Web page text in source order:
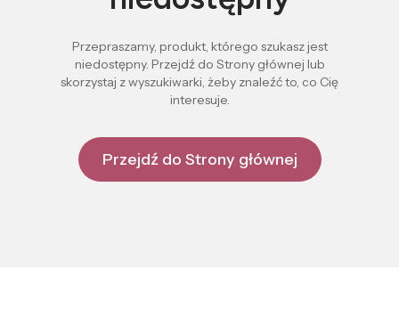
Przepraszamy, produkt, którego szukasz jest
niedostępny. Przejdź do Strony głównej lub
skorzystaj z wyszukiwarki, żeby znaleźć to, co Cię
interesuje.
Przejdź do Strony głównej